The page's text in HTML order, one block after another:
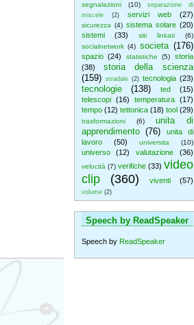
segnalazioni (10)
separazione di
miscele
(2) servizi web (27)
sicurezza (4) sistema solare (20)
sistemi
(33) siti linkati
(6)
socialnetwork (4) societa (176)
spazio (24) statistiche (5)
storia
(38)
storia della scienza
(159)
stradale (2) tecnologia (23)
tecnologie (138) ted
(15)
telescopi
(16) temperatura
(17)
tempo (12) tettonica (18) tool (29)
trasformazioni (6)
unita di
apprendimento (76)
unita di
lavoro
(50) universita (10)
universo (12) valutazione (36)
velocità (7) verifiche (33) video
clip
(360) viventi (57)
volume (2)
Speech by ReadSpeaker
Speech by ReadSpeaker